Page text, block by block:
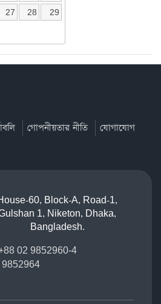
27 28
29
গোপনীয়তার নীতি যোগাযোগ
60, Block-A, Road-1,
1, Niketon, Dhaka,
Bangladesh.
02 9852960-4
9852964